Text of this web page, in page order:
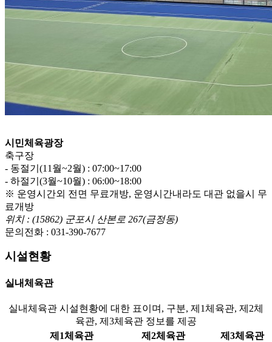
시민체육광장
축구장
- 동절기(11월~2월) : 07:00~17:00
- 하절기(3월~10월) : 06:00~18:00
※ 운영시간외 전면 무료개방, 운영시간내라도 대관 없을시 무
료개방
위치 : (15862) 군포시 산본로 267(금정동)
문의전화 : 031-390-7677
시설현황
실내체육관
실내체육관 시설현황에 대한 표이며, 구분, 제1체육관, 제2체
육관, 제3체육관 정보를 제공
제1체육관 제2체육관 제3체육관